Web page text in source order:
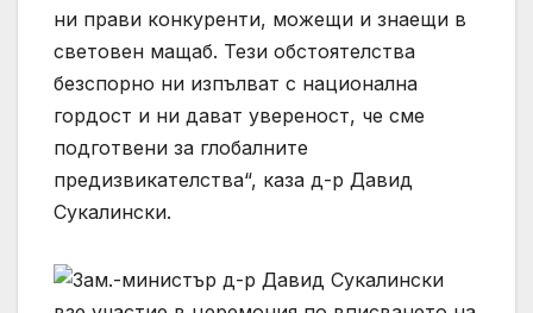
ни прави конкуренти, можещи и знаещи в
световен мащаб. Тези обстоятелства
безспорно ни изпълват с национална
гордост и ни дават увереност, че сме
подготвени за глобалните
предизвикателства“, каза д-р Давид
Сукалински.